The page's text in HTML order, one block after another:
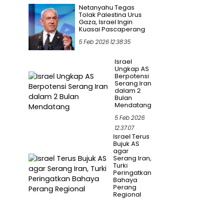
Netanyahu Tegas
Tolak Palestina Urus
Gaza, Israel Ingin
Kuasai Pascaperang
5 Feb 2026 12:38:35
Israel
Ungkap AS
Berpotensi
Serang Iran
dalam 2
Bulan
Mendatang
5 Feb 2026
12:37:07
Israel Terus
Bujuk AS
agar
Serang Iran,
Turki
Peringatkan
Bahaya
Perang
Regional